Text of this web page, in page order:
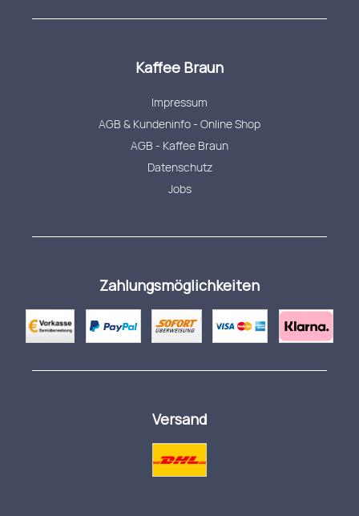
Kaffee Braun
Impressum
AGB & Kundeninfo - Online Shop
AGB - Kaffee Braun
Datenschutz
Jobs
Zahlungsmöglichkeiten
Versand